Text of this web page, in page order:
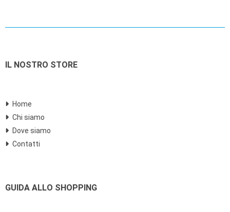
IL NOSTRO STORE
Home
Chi siamo
Dove siamo
Contatti
GUIDA ALLO SHOPPING